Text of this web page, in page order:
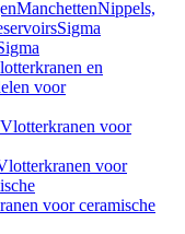
ManchettenNippels,
Sigma
en
voor
voor
voor
voor ceramische